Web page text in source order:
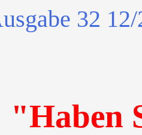
32
"Haben